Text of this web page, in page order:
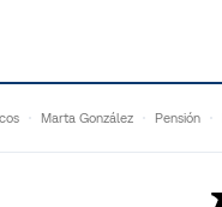
Marta González Pensión